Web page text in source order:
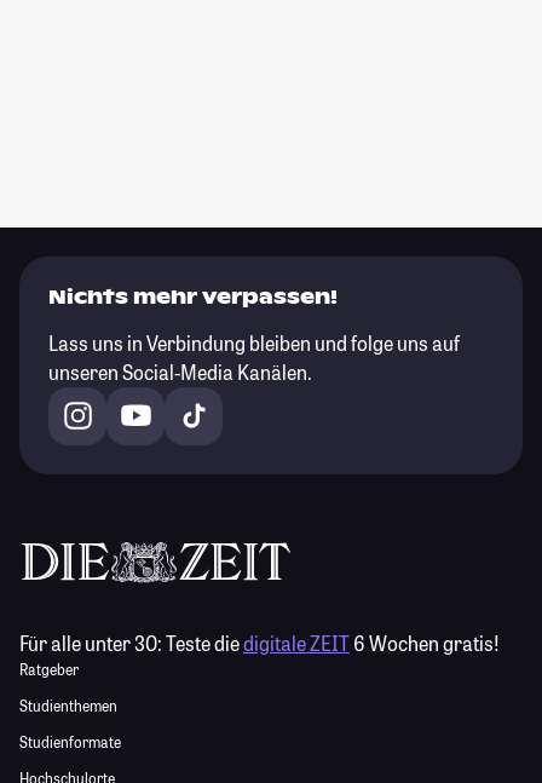
Nichts mehr verpassen!
Lass uns in Verbindung bleiben und folge uns auf
unseren Social-Media Kanälen.
Für alle unter 30:Teste diedigitale ZEIT6 Wochen gratis!
Ratgeber
Studienthemen
Studienformate
Hochschulorte